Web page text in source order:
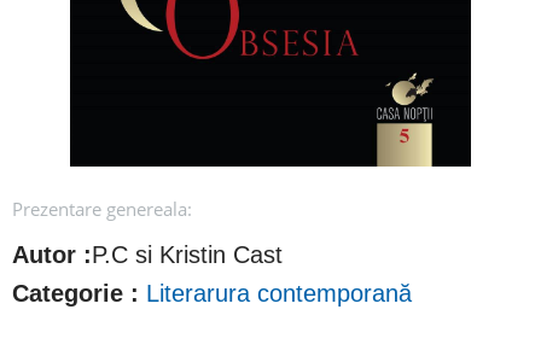
Prezentare genereala:
Autor :P.C si Kristin Cast
Categorie : Literarura contemporană